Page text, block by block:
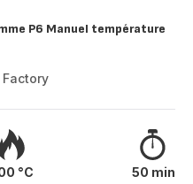
P6 Manuel température
°C 50 min